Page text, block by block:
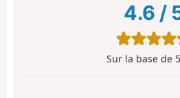
4.6 /
Sur la base de 5